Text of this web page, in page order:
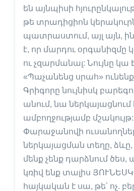
են այնպիսի
թե տրադիցիոն
պատրաստում, այլ այն,
է, որ մարդու օրգանիզմը
ու չզարմանալ: Նույնը կա
«Պաչանենց սրահ»
Գրիգորը նույնիսկ
անում, նա
ամբողջությամբ մշակույթ:
Փարաջանովի
ներկայացման տեղը, ձևը,
մենք չենք դարձնում ծես,
կռիվ ենք տալիս
հայկական է սա, թե՝ ոչ.